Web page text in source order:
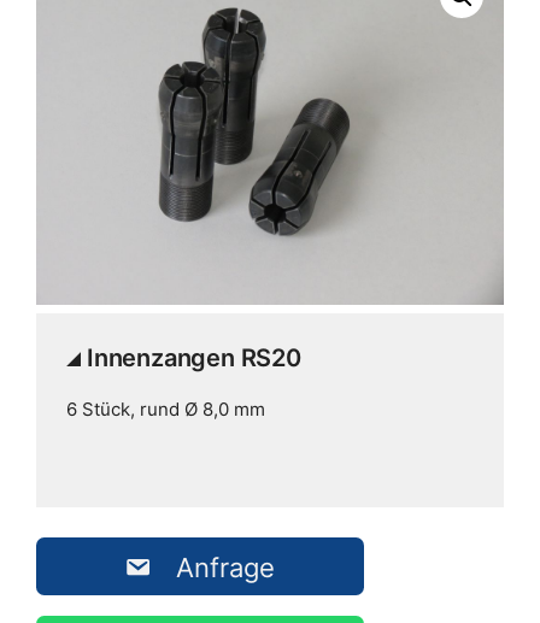
Innenzangen RS20
6 Stück, rund Ø 8,0 mm
Anfrage